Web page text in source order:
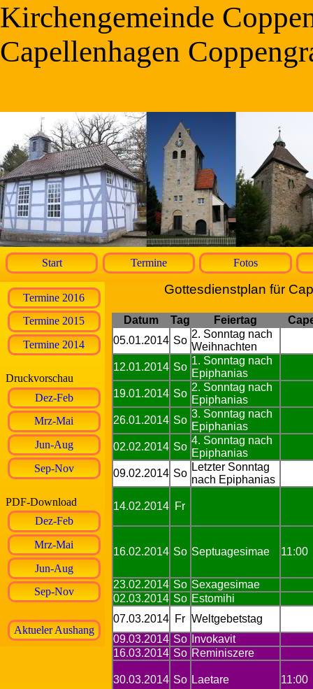
Kirchengemeinde
Capellenhagen
Start Termine Fotos
Termine 2016
Termine 2015
Termine 2014
Druckvorschau
Dez-Feb
Mrz-Mai
Jun-Aug
Sep-Nov
PDF-Download
Dez-Feb
Mrz-Mai
Jun-Aug
Sep-Nov
Aktueler Aushang
Gottesdienstplan für
Datum Tag Feiertag
05.01.2014 So
2. Sonntag nach
Weihnachten
12.01.2014 So
1. Sonntag nach
Epiphanias
19.01.2014 So
2. Sonntag nach
Epiphanias
26.01.2014 So
3. Sonntag nach
Epiphanias
02.02.2014 So
4. Sonntag nach
Epiphanias
09.02.2014 So
Letzter Sonntag
nach Epiphanias
14.02.2014 Fr
16.02.2014 So Septuagesimae 11:00
23.02.2014 So Sexagesimae
02.03.2014 So Estomihi
07.03.2014 Fr Weltgebetstag
09.03.2014 So
Invokavit
16.03.2014 So Reminiszere
30.03.2014 So Laetare 11:00